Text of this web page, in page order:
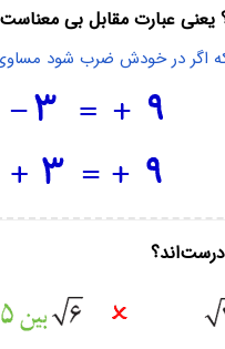
اگر در خودش ضرب شود